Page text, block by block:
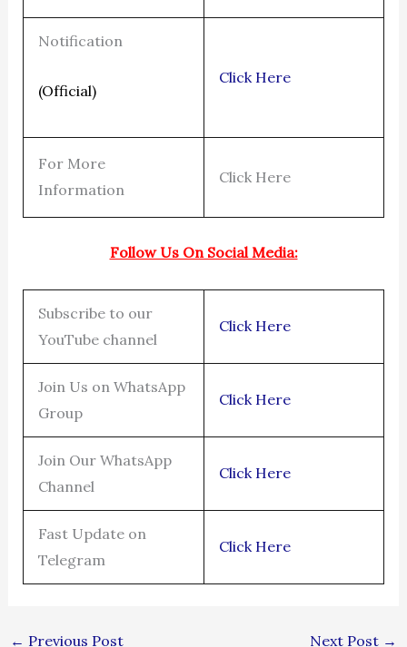
Notification
(Official)
Click Here
For More
Information
Click Here
Follow Us On Social Media:
Subscribe to our
YouTube channel
Click Here
Join Us on WhatsApp
Group
Click Here
Join Our WhatsApp
Channel
Click Here
Fast Update on
Telegram
Click Here
← Previous Post Next Post →